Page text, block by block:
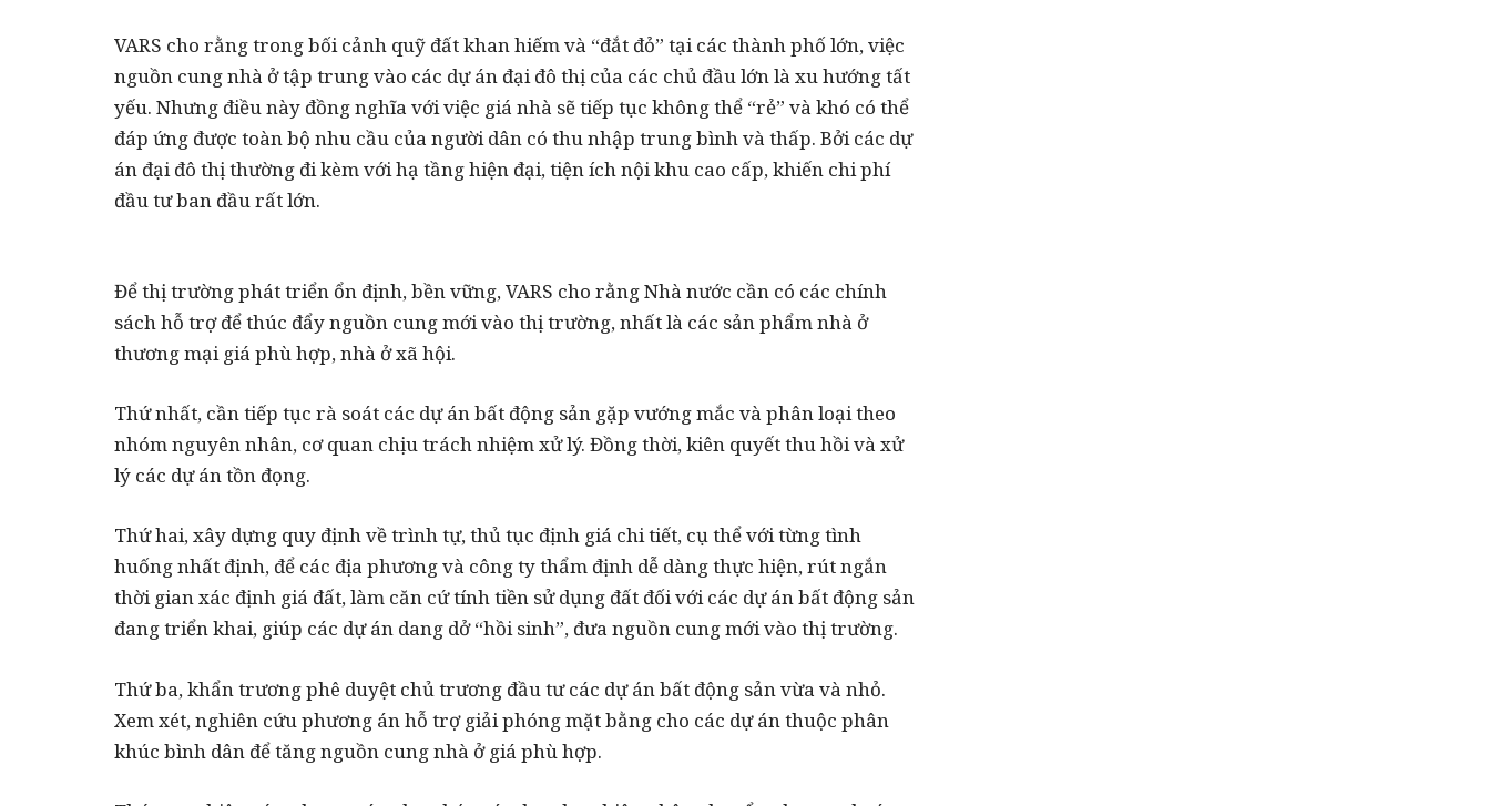
VARS cho rằng trong bối cảnh quỹ đất khan hiếm và “đắt đỏ” tại các thành phố lớn, việc
nguồn cung nhà ở tập trung vào các dự án đại đô thị của các chủ đầu lớn là xu hướng tất
yếu. Nhưng điều này đồng nghĩa với việc giá nhà sẽ tiếp tục không thể “rẻ” và khó có thể
đáp ứng được toàn bộ nhu cầu của người dân có thu nhập trung bình và thấp. Bởi các dự
án đại đô thị thường đi kèm với hạ tầng hiện đại, tiện ích nội khu cao cấp, khiến chi phí
đầu tư ban đầu rất lớn.
Để thị trường phát triển ổn định, bền vững, VARS cho rằng Nhà nước cần có các chính
sách hỗ trợ để thúc đẩy nguồn cung mới vào thị trường, nhất là các sản phẩm nhà ở
thương mại giá phù hợp, nhà ở xã hội.
Thứ nhất, cần tiếp tục rà soát các dự án bất động sản gặp vướng mắc và phân loại theo
nhóm nguyên nhân, cơ quan chịu trách nhiệm xử lý. Đồng thời, kiên quyết thu hồi và xử
lý các dự án tồn đọng.
Thứ hai, xây dựng quy định về trình tự, thủ tục định giá chi tiết, cụ thể với từng tình
huống nhất định, để các địa phương và công ty thẩm định dễ dàng thực hiện, rút ngắn
thời gian xác định giá đất, làm căn cứ tính tiền sử dụng đất đối với các dự án bất động sản
đang triển khai, giúp các dự án dang dở “hồi sinh”, đưa nguồn cung mới vào thị trường.
Thứ ba, khẩn trương phê duyệt chủ trương đầu tư các dự án bất động sản vừa và nhỏ.
Xem xét, nghiên cứu phương án hỗ trợ giải phóng mặt bằng cho các dự án thuộc phân
khúc bình dân để tăng nguồn cung nhà ở giá phù hợp.